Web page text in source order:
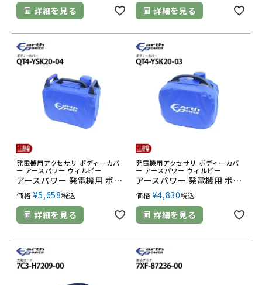
詳細を見る 詳細を見る
発電機用アクセサリ ボディーカバ
ー アースパワー ウィルビー
アースパワー 発電機用 ボディーカバー QT4-YSK20-04 EF1800is用
価格 ¥5,658税込
詳細を見る
発電機用アクセサリ ボディーカバ
ー アースパワー ウィルビー
アースパワー 発電機用 ボディーカバー QT4-YSK20-03 EF1600is EF16HiS用
価格 ¥4,830税込
詳細を見る